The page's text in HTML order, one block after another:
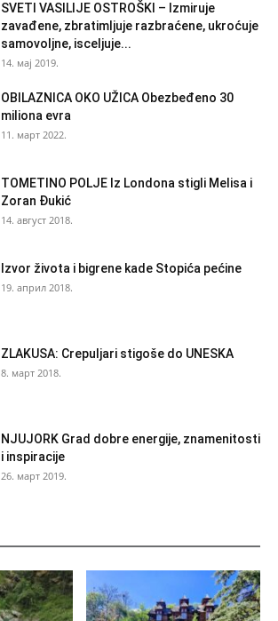
SVETI VASILIJE OSTROŠKI – Izmiruje
zavađene, zbratimljuje razbraćene, ukroćuje
samovoljne, isceljuje...
14. мај 2019.
OBILAZNICA OKO UŽICA Obezbeđeno 30
miliona evra
11. март 2022.
TOMETINO POLJE Iz Londona stigli Melisa i
Zoran Đukić
14. август 2018.
Izvor života i bigrene kade Stopića pećine
19. април 2018.
ZLAKUSA: Crepuljari stigoše do UNESKA
8. март 2018.
NJUJORK Grad dobre energije, znamenitosti
i inspiracije
26. март 2019.